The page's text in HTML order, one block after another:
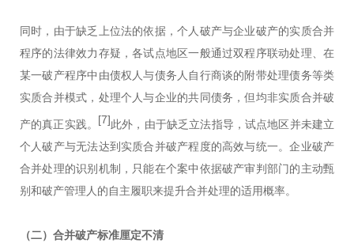
同时，由于缺乏上位法的依据，个人破产与企业破产的实质合并
程序的法律效力存疑，各试点地区一般通过双程序联动处理、在
某一破产程序中由债权人与债务人自行商谈的附带处理债务等类
实质合并模式，处理个人与企业的共同债务，但均非实质合并破
产的真正实践。 [7]此外，由于缺乏立法指导，试点地区并未建立
个人破产与无法达到实质合并破产程度的高效与统一。企业破产
合并处理的识别机制，只能在个案中依据破产审判部门的主动甄
别和破产管理人的自主履职来提升合并处理的适用概率。
（二） 合并破产标准厘定不清